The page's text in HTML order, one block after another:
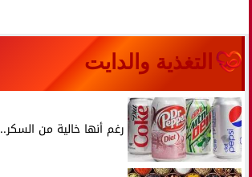
التغذية والدايت
رغم أنها خالية من السكر.. 4 مخاطر صحية...